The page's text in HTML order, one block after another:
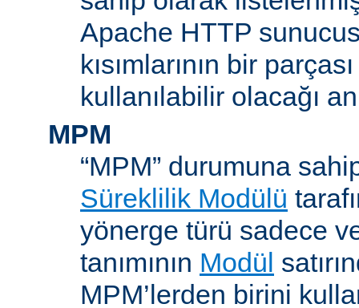
Apache HTTP
kısımlarının bir
kullanılabilir olacağı
MPM
“MPM” durumuna
Süreklilik Modülü
yönerge türü sadece
tanımının Modül
MPM’lerden birini